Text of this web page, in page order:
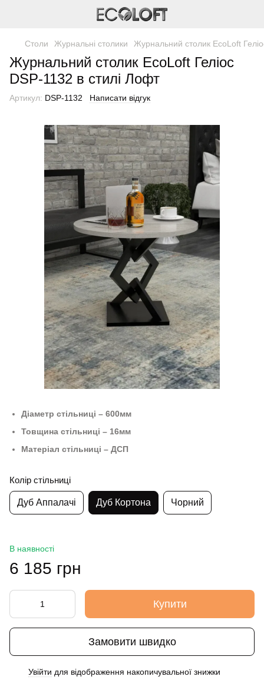
Столи Журнальні столики Журнальний столик EcoLoft
Журнальний столик EcoLoft Геліос
DSP-1132 в стилі Лофт
Артикул: DSP-1132 Написати відгук
Діаметр стільниці – 600мм
Товщина стільниці – 16мм
Матеріал стільниці – ДСП
Колір стільниці
Дуб Аппалачі Дуб Кортона Чорний
В наявності
6 185 грн
Купити
Замовити швидко
Увійти для відображення накопичувальної знижки